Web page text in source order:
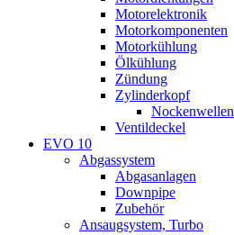
Motorelektronik
Motorkomponenten
Motorkühlung
Ölkühlung
Zündung
Zylinderkopf
Nockenwellen
Ventildeckel
EVO 10
Abgassystem
Abgasanlagen
Downpipe
Zubehör
Ansaugsystem, Turbo